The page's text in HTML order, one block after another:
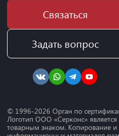
Связаться
Задать вопрос
© 1996-2026 Орган по
Логотип ООО «Серконс»
товарным знаком. Копирование